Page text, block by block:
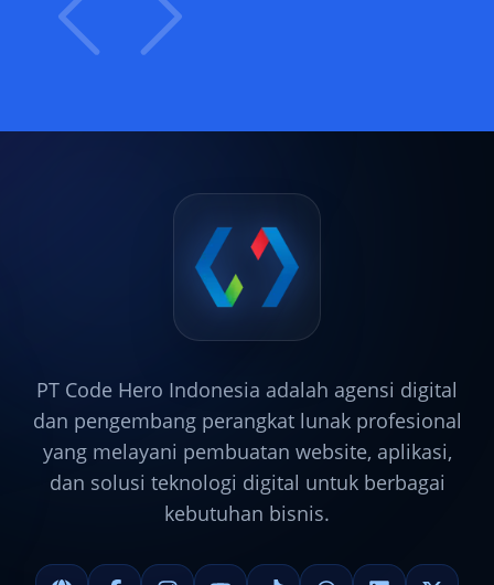
PT Code Hero Indonesia adalah agensi digital
dan pengembang perangkat lunak profesional
yang melayani pembuatan website, aplikasi,
dan solusi teknologi digital untuk berbagai
kebutuhan bisnis.